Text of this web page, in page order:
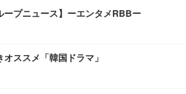
ープニュース】ーエンタメRBBー
ススメ「韓国ドラマ」